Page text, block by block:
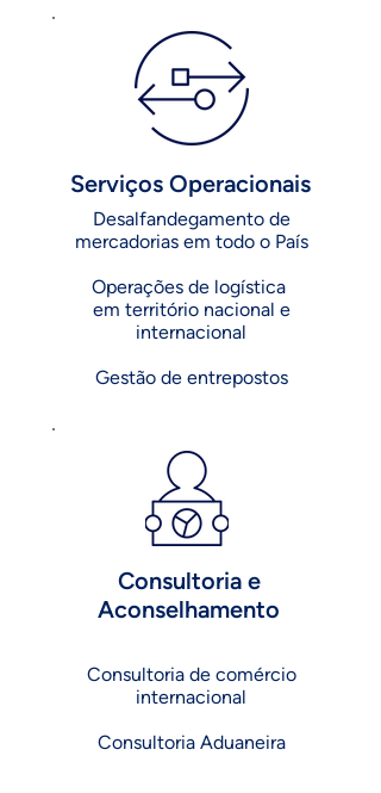
Serviços Operacionais
Desalfandegamento de
mercadorias em todo o País
Operações de logística
em território nacional e
internacional
Gestão de entrepostos
Consultoria e
Aconselhamento
Consultoria de comércio
internacional
Consultoria Aduaneira